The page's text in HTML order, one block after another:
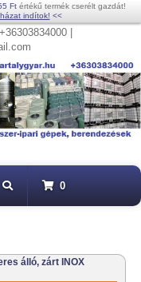
Ft értékű termék cserélt gazdát!
indítok! <<
|
0
álló, zárt INOX